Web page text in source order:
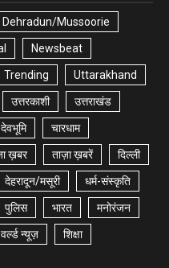
Dehradun/Mussoorie
Newsbeat
Trending Uttarakhand
उत्तरकाशी उत्तराखंड
चारधाम
ख़बर ताज़ा ख़बरें दिल्ली
देहरादून/मसूरी धर्म-संस्कृति
पुलिस भारत मनोरंजन
वर्ल्ड न्यूज़ शिक्षा